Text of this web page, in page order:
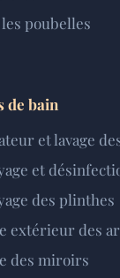
poubelles
de bain
et lavage
et
des plinthes
extérieur des
des miroirs